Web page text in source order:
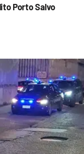
Porto Salvo